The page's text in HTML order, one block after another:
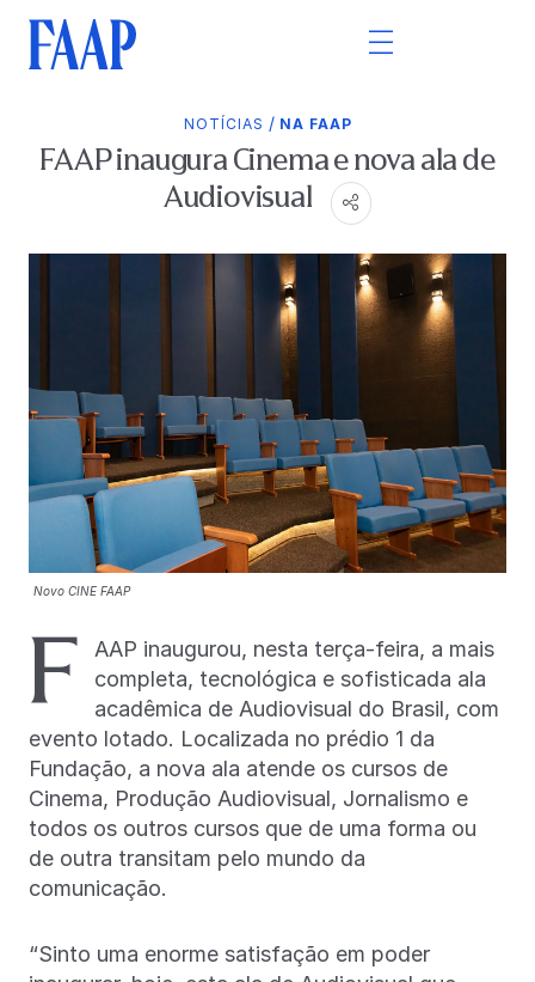
NOTÍCIAS / NA FAAP
FAAP inaugura Cinema e nova ala de
Audiovisual
Novo CINE FAAP
F
AAP inaugurou, nesta terça-feira, a mais
completa, tecnológica e sofisticada ala
acadêmica de Audiovisual do Brasil, com
evento lotado. Localizada no prédio 1 da
Fundação, a nova ala atende os cursos de
Cinema, Produção Audiovisual, Jornalismo e
todos os outros cursos que de uma forma ou
de outra transitam pelo mundo da
comunicação.
“Sinto uma enorme satisfação em poder